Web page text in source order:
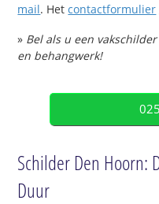
mail. Hetcontactformulier
» Bel als u een
en behangwerk!
Schilder Den Hoorn:
Duur